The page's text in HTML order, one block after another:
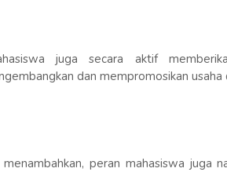
juga secara aktif
dan mempromosikan
menambahkan, peran mahasiswa juga